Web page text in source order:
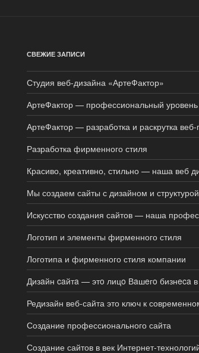
СВЕЖИЕ ЗАПИСИ
Студия веб-дизайна «АртеФактор»
АртеФактор — профессиональный уровень
АртеФактор — разработка и раскрутка веб-
Разработка фирменного стиля
Красиво, креативно, стильно — наша веб
Мы создаем сайты с дизайном и
Искусство создания сайтов — наша
Логотип и элементы фирменного стиля
Логотипа и фирменного стиля компании
Дизaйн caйтa — этo лицo Вaшeгo бизнeca
Редизайн веб-сайта это ключ к
Создание профессионального сайта
Создание сайтов в век Интернет-